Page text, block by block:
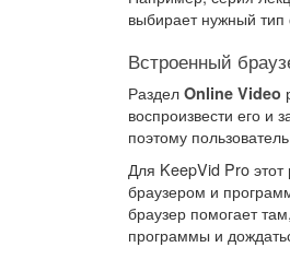
выбирает нужный
Встроенный
Раздел Online Video
воспроизвести его и
поэтому
Для KeepVid Pro
браузером и
браузер помогает
программы и